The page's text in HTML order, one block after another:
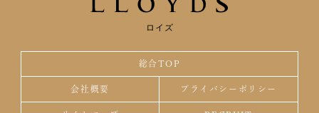
ロイズ
総合TOP
会社概要 プライバシーポリシー